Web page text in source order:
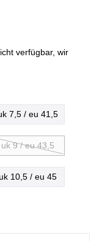
verfügbar, wir
7,5 / eu 41,5
uk 9 / eu 43,5
10,5 / eu 45